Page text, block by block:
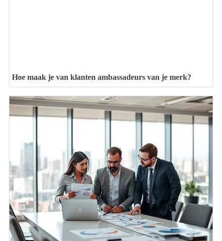
Hoe maak je van klanten ambassadeurs van je merk?